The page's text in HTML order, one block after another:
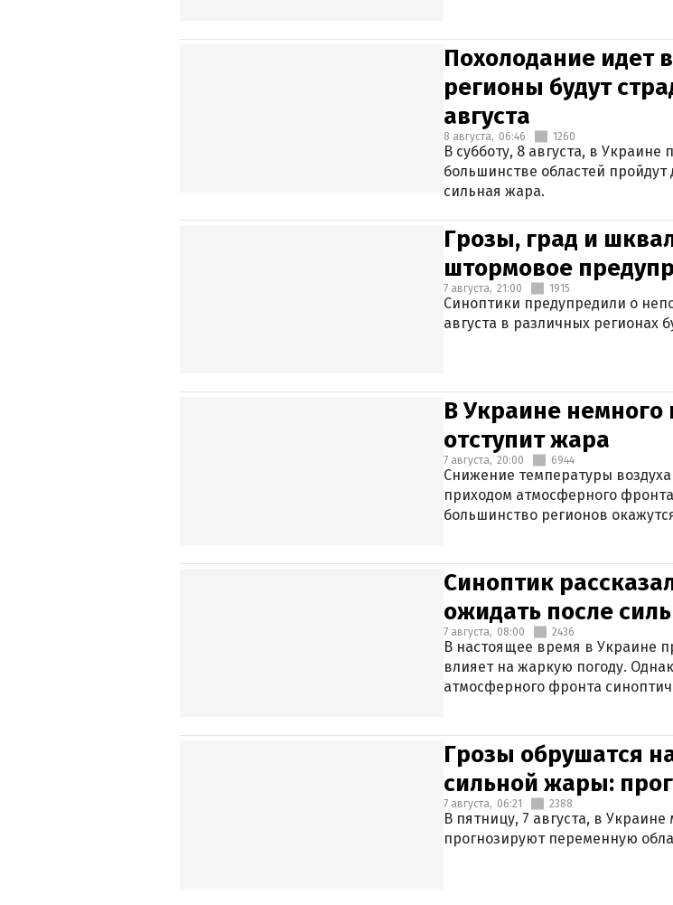
Похолодание идет
регионы будут
августа
8 августа, 06:46 1260
В субботу, 8 августа, в
большинстве областей
сильная жара.
Грозы, град и
штормовое
7 августа, 21:00 1915
Синоптики предупредили о
августа в различных регионах
В Украине немного
отступит жара
7 августа, 20:00 6944
Снижение температуры
приходом атмосферного
большинство регионов
Синоптик
ожидать после
7 августа, 08:00 2436
В настоящее время в Украине
влияет на жаркую погоду.
атмосферного фронта
Грозы обрушатся
сильной жары:
7 августа, 06:21 2388
В пятницу, 7 августа, в
прогнозируют переменную